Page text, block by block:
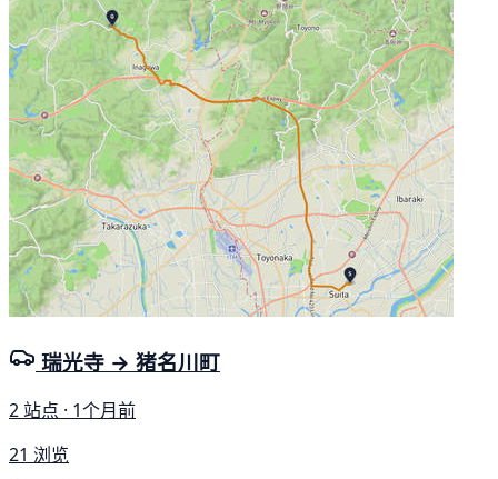
瑞光寺 → 猪名川町
2 站点 · 1个月前
21 浏览